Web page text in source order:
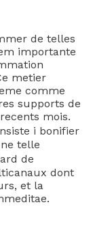
de telles
importante
metier
comme
supports de
mois.
i bonifier
telle
de
dont
et la